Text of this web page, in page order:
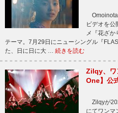
ビデオを
メ『花ざか
テーマ。7月29日にニューシングル『
た、日に日に大 … 続きを読む
Zilqy、ワ
One】公
Zilqyが
にてワンマ